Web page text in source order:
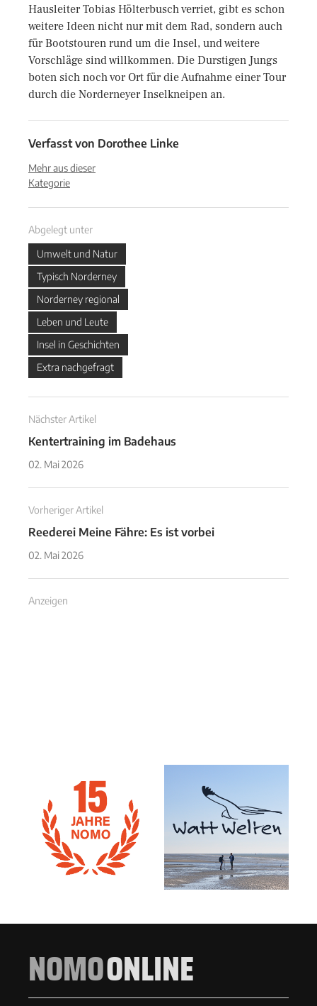
Hausleiter Tobias Hölterbusch verriet, gibt es schon
weitere Ideen nicht nur mit dem Rad, sondern auch
für Bootstouren rund um die Insel, und weitere
Vorschläge sind willkommen. Die Durstigen Jungs
boten sich noch vor Ort für die Aufnahme einer Tour
durch die Norderneyer Inselkneipen an.
Verfasst von Dorothee Linke
Mehr aus dieser
Kategorie
Abgelegt unter
Umwelt und Natur
Typisch Norderney
Norderney regional
Leben und Leute
Insel in Geschichten
Extra nachgefragt
Nächster Artikel
Kentertraining im Badehaus
02. Mai 2026
Vorheriger Artikel
Reederei Meine Fähre: Es ist vorbei
02. Mai 2026
Anzeigen
NOMOONLINE